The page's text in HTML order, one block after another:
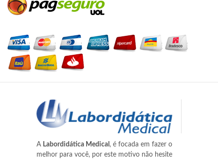
A Labordidática Medical , é focada em fazer o
melhor para você, por este motivo não hesite